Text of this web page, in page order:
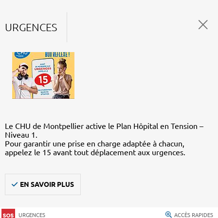
URGENCES
Le CHU de Montpellier active le Plan Hôpital en Tension –
Niveau 1.
Pour garantir une prise en charge adaptée à chacun,
appelez le 15 avant tout déplacement aux urgences.
EN SAVOIR PLUS
URGENCES ACCÈS RAPIDES